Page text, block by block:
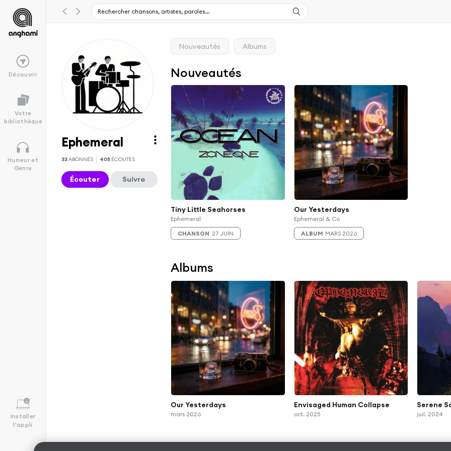
Découvrir
Votre
bibliothèque
Humeur et
Genre
Installer
l'appli
Ephemeral
33ABONNÉS 405 ÉCOUTES
Écouter Suivre
Nouveautés Albums
Nouveautés
Tiny Little Seahorses
Ephemeral
CHANSON 27 JUIN
Our Yesterdays
Ephemeral & Co
ALBUM MARS 2026
Albums
Our Yesterdays
mars 2026
Envisaged Human Collapse
oct. 2025
Serene
juil. 2024